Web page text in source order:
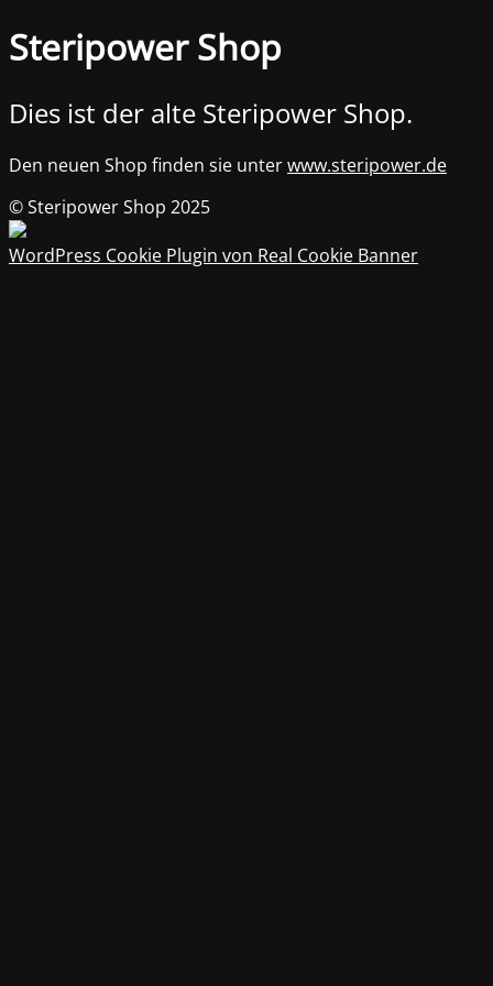
Steripower Shop
Dies ist der alte Steripower Shop.
Den neuen Shop finden sie unterwww.steripower.de
© Steripower Shop 2025
WordPress Cookie Plugin von Real Cookie Banner